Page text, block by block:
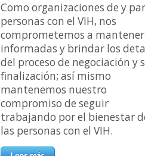
Como organizaciones de y
personas con el VIH, nos
comprometemos a mantener
informadas y brindar los
del proceso de negociación y
finalización; así mismo
mantenemos nuestro
compromiso de seguir
trabajando por el bienestar
las personas con el VIH.